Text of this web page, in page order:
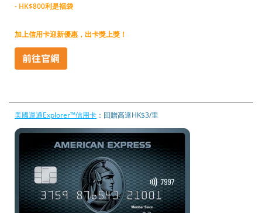
- HK$800利是褔袋
加上信用卡迎新優惠，出卡獎上獎！
美國運通Explorer™信用卡 ：回贈高達HK$3/里